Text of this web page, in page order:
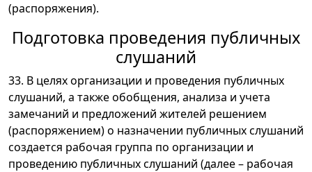
(распоряжения).
Подготовка проведения публичных
слушаний
33. В целях организации и проведения публичных
слушаний, а также обобщения, анализа и учета
замечаний и предложений жителей решением
(распоряжением) о назначении публичных слушаний
создается рабочая группа по организации и
проведению публичных слушаний (далее – рабочая